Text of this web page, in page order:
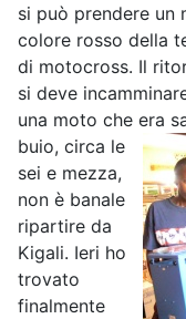
si può prendere un
colore rosso della
di motocross. Il
si deve
una moto che era
buio, circa le
sei e mezza,
non è banale
ripartire da
Kigali. Ieri ho
trovato
finalmente